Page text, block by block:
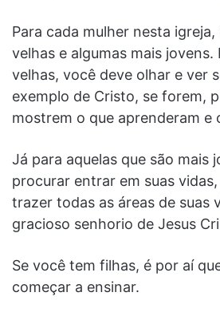
Para cada mulher nesta
velhas e algumas mais jovens.
velhas, você deve olhar e ver
exemplo de Cristo, se forem,
mostrem o que aprenderam e
Já para aquelas que são mais
procurar entrar em suas
trazer todas as áreas de suas
gracioso senhorio de Jesus
Se você tem filhas, é por aí
começar a ensinar.